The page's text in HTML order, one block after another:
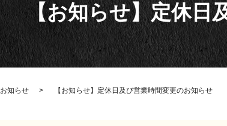
【お知らせ】定休日
お知らせ 【お知らせ】定休日及び営業時間変更のお知らせ